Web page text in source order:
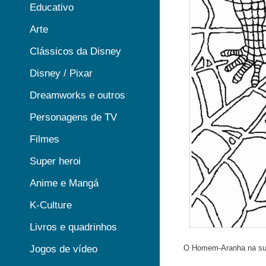
O Homem-Aranha na
Educativo
Arte
Clássicos da Disney
Disney / Pixar
Dreamworks e outros
Personagens de TV
Filmes
Super heroi
Anime e Mangá
K-Culture
Livros e quadrinhos
Jogos de vídeo